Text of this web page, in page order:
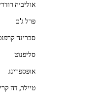
אוליביה
פרל ג'ם
סברינה
סליפנוט
אופספרינג
טיילר, דה